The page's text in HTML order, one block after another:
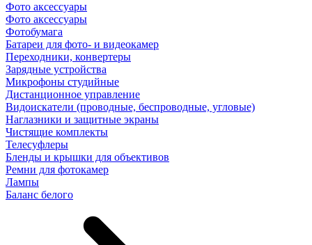
Фото аксессуары
Фото аксессуары
Фотобумага
Батареи для фото- и видеокамер
Переходники, конвертеры
Зарядные устройства
Микрофоны студийные
Дистанционное управление
Видоискатели (проводные, беспроводные, угловые)
Наглазники и защитные экраны
Чистящие комплекты
Телесуфлеры
Бленды и крышки для объективов
Ремни для фотокамер
Лампы
Баланс белого